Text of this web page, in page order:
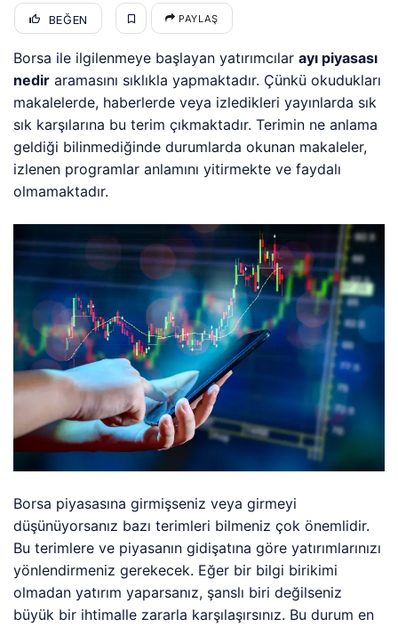
BEĞEN PAYLAŞ
Borsa ile ilgilenmeye başlayan yatırımcılarayı piyasası
nedir aramasını sıklıkla yapmaktadır. Çünkü okudukları
makalelerde, haberlerde veya izledikleri yayınlarda sık
sık karşılarına bu terim çıkmaktadır. Terimin ne anlama
geldiği bilinmediğinde durumlarda okunan makaleler,
izlenen programlar anlamını yitirmekte ve faydalı
olmamaktadır.
Borsa piyasasına girmişseniz veya girmeyi
düşünüyorsanız bazı terimleri bilmeniz çok önemlidir.
Bu terimlere ve piyasanın gidişatına göre yatırımlarınızı
yönlendirmeniz gerekecek. Eğer bir bilgi birikimi
olmadan yatırım yaparsanız, şanslı biri değilseniz
büyük bir ihtimalle zararla karşılaşırsınız. Bu durum en